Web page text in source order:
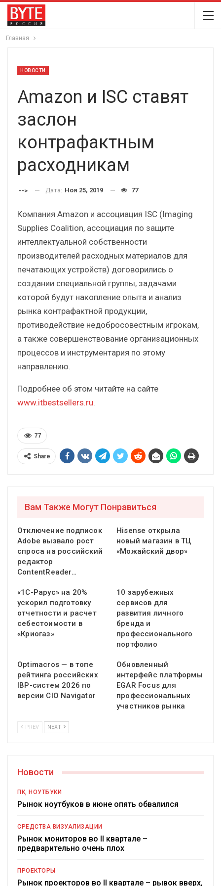
Главная
НОВОСТИ
Amazon и ISC ставят
заслон
контрафактным
расходникам
--> Дата: Ноя 25, 2019 77
Компания Amazon и ассоциация ISC (Imaging
Supplies Coalition, ассоциация по защите
интеллектуальной собственности
производителей расходных материалов для
печатающих устройств) договорились о
создании специальной группы, задачами
которой будут накопление опыта и анализ
рынка контрафактной продукции,
противодействие недобросовестным игрокам,
а также совершенствование организационных
процессов и инструментария по этому
направлению.
Подробнее об этом читайте на сайте
www.itbestsellers.ru.
77
Share
Вам Также Могут Понравиться
Отключение подписок
Adobe вызвало рост
спроса на российский
редактор
ContentReader…
Hisense открыла
новый магазин в ТЦ
«Можайский двор»
«1С-Рарус» на 20%
ускорил подготовку
отчетности и расчет
себестоимости в
«Криогаз»
10 зарубежных
сервисов для
развития личного
бренда и
профессионального
портфолио
Optimacros — в топе
рейтинга российских
IBP-систем 2026 по
версии CIO Navigator
Обновленный
интерфейс платформы
EGAR Focus для
профессиональных
участников рынка
PREV NEXT
Новости
ПК, НОУТБУКИ
Рынок ноутбуков в июне опять обвалился
СРЕДСТВА ВИЗУАЛИЗАЦИИ
Рынок мониторов во II квартале –
предварительно очень плох
ПРОЕКТОРЫ
Рынок проекторов во II квартале – рывок вверх,